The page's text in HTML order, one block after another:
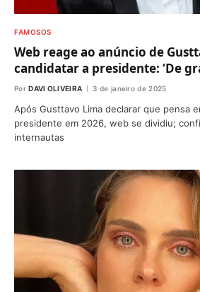
FAMOSOS
Web reage ao anúncio de
candidatar a presidente: ‘De
Por DAVI OLIVEIRA 3 de janeiro de 2025
Após Gusttavo Lima declarar que pensa
presidente em 2026, web se dividiu;
internautas